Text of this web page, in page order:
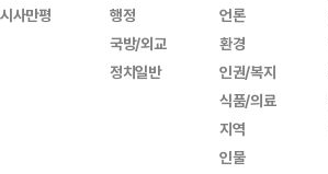
시사만평
행정
국방/외교
정치일반
언론
환경
인권/복지
식품/의료
지역
인물